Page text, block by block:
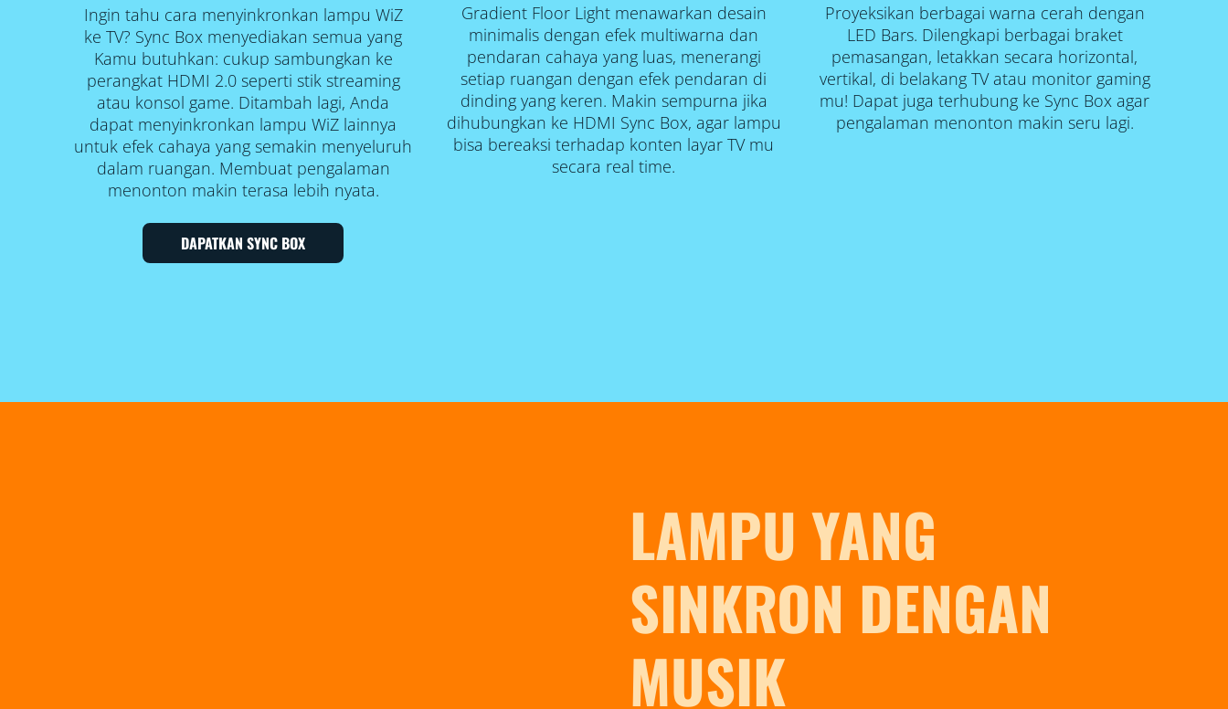
Ingin tahu cara menyinkronkan lampu WiZ
ke TV? Sync Box menyediakan semua yang
Kamu butuhkan: cukup sambungkan ke
perangkat HDMI 2.0 seperti stik streaming
atau konsol game. Ditambah lagi, Anda
dapat menyinkronkan lampu WiZ lainnya
untuk efek cahaya yang semakin menyeluruh
dalam ruangan. Membuat pengalaman
menonton makin terasa lebih nyata.
DAPATKAN SYNC BOX
Gradient Floor Light menawarkan desain
minimalis dengan efek multiwarna dan
pendaran cahaya yang luas, menerangi
setiap ruangan dengan efek pendaran di
dinding yang keren. Makin sempurna jika
dihubungkan ke HDMI Sync Box, agar lampu
bisa bereaksi terhadap konten layar TV mu
secara real time.
Proyeksikan berbagai warna cerah dengan
LED Bars. Dilengkapi berbagai braket
pemasangan, letakkan secara horizontal,
vertikal, di belakang TV atau monitor gaming
mu! Dapat juga terhubung ke Sync Box agar
pengalaman menonton makin seru lagi.
LAMPU YANG
SINKRON DENGAN
MUSIK